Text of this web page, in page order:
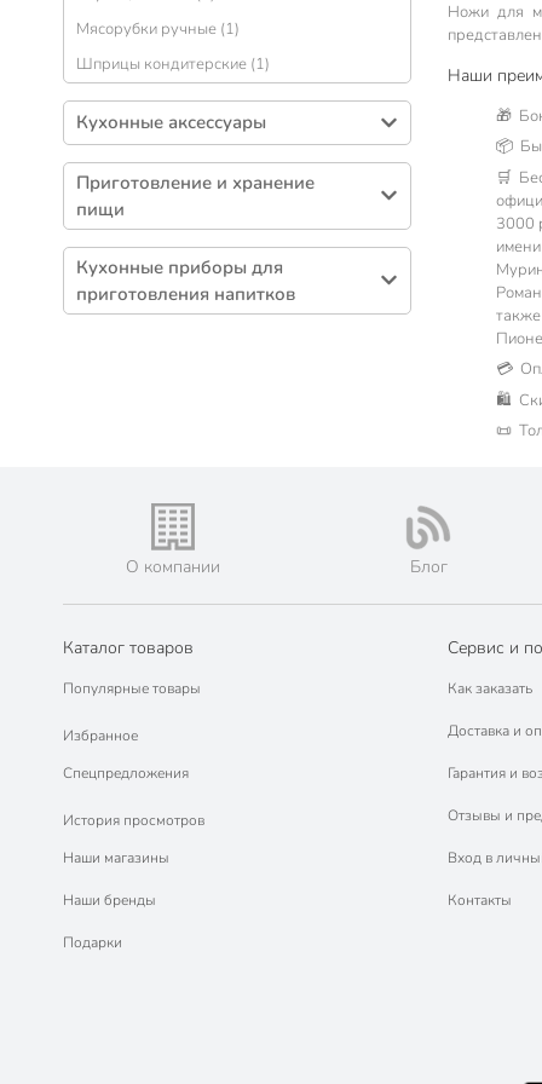
Мясорубки ручные (1)
Шприцы кондитерские (1)
Кухонные аксессуары
Подставки кухонные (134)
Аксессуары кухонные (91)
Доски разделочные (82)
Сушилки для посуды (24)
Бумага для выпечки (16)
Рейлинги для кухни (7)
Пельменницы (6)
Пакеты, рукав для запекания (3)
Приготовление и хранение
пищи
Походная посуда (35)
Посуда для пикника (6)
Кухонные приборы для
приготовления напитков
Ножи для
Наши
🎁
📦
🛒
3000
💳
🛍
📜
О компании Блог
Каталог товаров
Популярные товары
Избранное
Спецпредложения
История просмотров
Наши магазины
Наши бренды
Подарки
Сервис и
Как заказать
Доставка и
Гарантия и
Отзывы и
Вход в
Контакты